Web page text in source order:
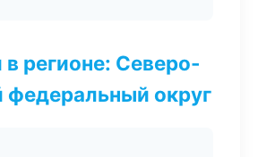
регионе: Северо-
федеральный округ